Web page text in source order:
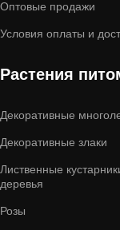
Оптовые продажи
Условия оплаты и
Растения
Декоративные
Декоративные злаки
Лиственные
деревья
Розы